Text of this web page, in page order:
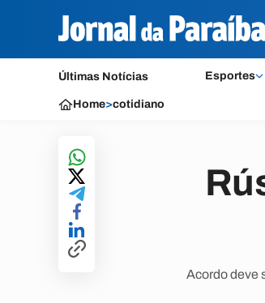
Últimas Notícias Esportes
Home>cotidiano
Acordo deve